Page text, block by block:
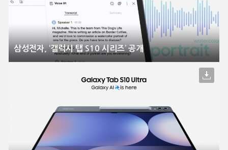
삼성전자, ‘갤럭시 탭 S10 시리즈’ 공개